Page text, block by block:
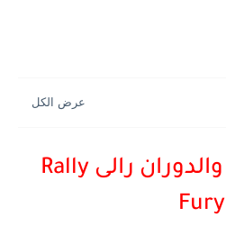
لعبه التسارع والدوران رالى Rally
Fury